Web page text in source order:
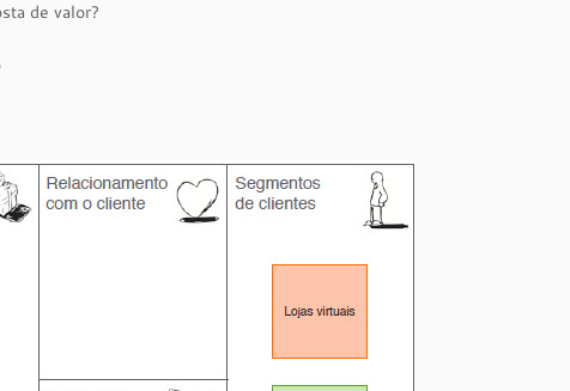
de valor?